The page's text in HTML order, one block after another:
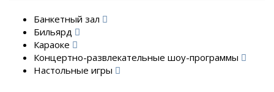
Банкетный зал
Бильярд
Караоке
Концертно-развлекательные шоу-программы
Настольные игры